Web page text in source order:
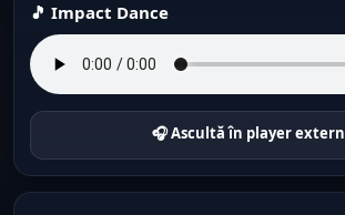
🎵 Impact Dance
🎧 Ascultă în player extern